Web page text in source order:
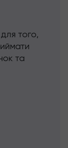
того,
та